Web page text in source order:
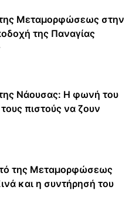
Μεταμορφώσεως στην
της Παναγίας
Νάουσας: Η φωνή του
πιστούς να ζουν
της Μεταμορφώσεως
και η συντήρησή του